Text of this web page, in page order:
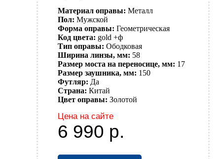
Материал оправы: Металл
Пол: Мужской
Форма оправы: Геометрическая
Код цвета: gold +ф
Тип оправы: Ободковая
Ширина линзы, мм: 58
Размер моста на переносице, мм: 17
Размер заушника, мм: 150
Футляр: Да
Страна: Китай
Цвет оправы: Золотой
Цена на сайте
6 990 р.